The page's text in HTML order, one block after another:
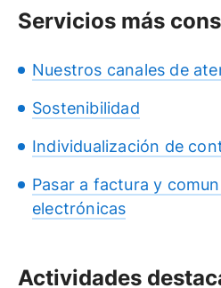
Servicios más
Nuestros canales de
Sostenibilidad
Individualización de
Pasar a factura y
electrónicas
Actividades